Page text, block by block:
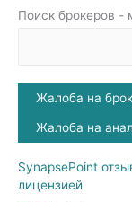
Поиск брокеров -
Жалоба на
Жалоба на
SynapsePoint
лицензией